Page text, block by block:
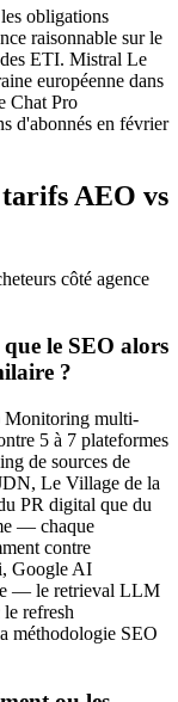
obligations
raisonnable sur le
ETI. Mistral Le
européenne dans
Chat Pro
d'abonnés en février
AEO vs
côté agence
le SEO alors
?
Monitoring multi-
5 à 7 plateformes
de sources de
Le Village de la
PR digital que du
— chaque
contre
Google AI
— le retrieval LLM
refresh
méthodologie SEO